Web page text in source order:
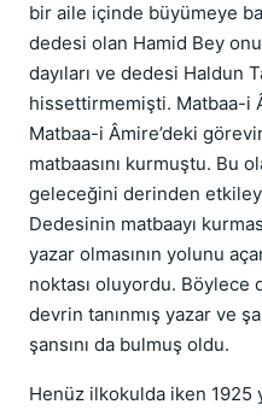
bir aile içinde büyümeye
dedesi olan Hamid Bey
dayıları ve dedesi Haldun
hissettirmemişti. Matbaa-i
Matbaa-i Âmire’deki
matbaasını kurmuştu. Bu
geleceğini derinden
Dedesinin matbaayı
yazar olmasının yolunu
noktası oluyordu. Böylece
devrin tanınmış yazar ve
şansını da bulmuş oldu.
Henüz ilkokulda iken 1925